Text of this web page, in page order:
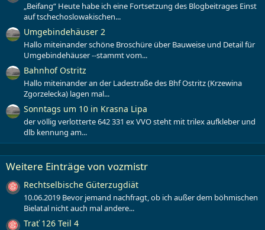
„Beifang“ Heute habe ich eine Fortsetzung des Blogbeitrages Einst
auf tschechoslowakischen...
Umgebindehäuser 2
Hallo miteinander schöne Broschüre über Bauweise und Detail für
Umgebindehäuser --stammt vom...
Bahnhof Ostritz
Hallo miteinander an der Ladestraße des Bhf Ostritz (Krzewina
Zgorzelecka) lagen mal...
Sonntags um 10 in Krasna Lipa
der völlig verlotterte 642 331 ex VVO steht mit trilex aufkleber und
dlb kennung am...
Weitere Einträge von vozmistr
Rechtselbische Güterzugdiät
10.06.2019 Bevor jemand nachfragt, ob ich außer dem böhmischen
Bielatal nicht auch mal andere...
Trať 126 Teil 4